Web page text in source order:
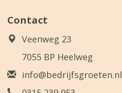
Contact
Veenweg 23
7055 BP Heelweg
info@bedrijfsgroeten.nl